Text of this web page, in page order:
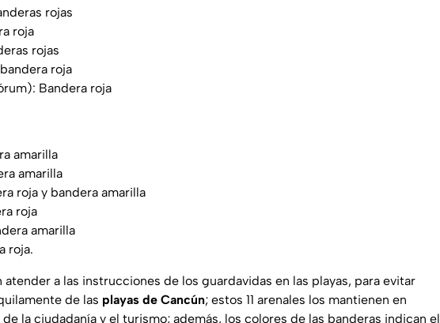
rojas
roja
rojas
roja
Bandera roja
amarilla
amarilla
roja y bandera amarilla
roja
amarilla
roja.
a las instrucciones de los guardavidas en las playas, para evitar
de las playas de Cancún; estos 11 arenales los mantienen en
la ciudadanía y el turismo; además, los colores de las banderas indican el